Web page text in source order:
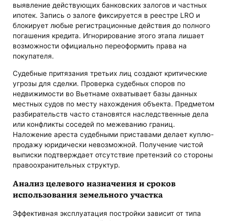
выявление действующих банковских залогов и частных
ипотек. Запись о залоге фиксируется в реестре LRO и
блокирует любые регистрационные действия до полного
погашения кредита. Игнорирование этого этапа лишает
возможности официально переоформить права на
покупателя.
Судебные притязания третьих лиц создают критические
угрозы для сделки. Проверка судебных споров по
недвижимости во Вьетнаме охватывает базы данных
местных судов по месту нахождения объекта. Предметом
разбирательств часто становятся наследственные дела
или конфликты соседей по межеванию границ.
Наложение ареста судебными приставами делает куплю-
продажу юридически невозможной. Получение чистой
выписки подтверждает отсутствие претензий со стороны
правоохранительных структур.
Анализ целевого назначения и сроков
использования земельного участка
Эффективная эксплуатация постройки зависит от типа